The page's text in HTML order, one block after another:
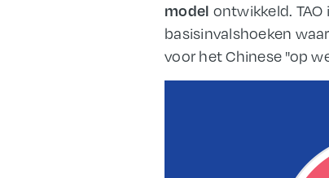
model ontwikkeld.
basisinvalshoeken
voor het Chinese "op